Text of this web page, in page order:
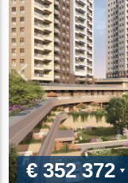
€ 352 372